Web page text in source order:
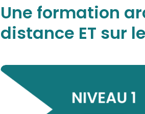
Une formation
distance ET sur